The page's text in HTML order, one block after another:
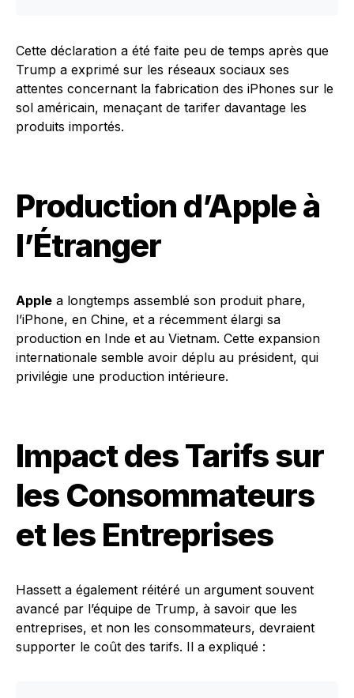
Cette déclaration a été faite peu de temps après que
Trump a exprimé sur les réseaux sociaux ses
attentes concernant la fabrication des iPhones sur le
sol américain, menaçant de tarifer davantage les
produits importés.
Production d’Apple à
l’Étranger
Apple a longtemps assemblé son produit phare,
l’iPhone, en Chine, et a récemment élargi sa
production en Inde et au Vietnam. Cette expansion
internationale semble avoir déplu au président, qui
privilégie une production intérieure.
Impact des Tarifs sur
les Consommateurs
et les Entreprises
Hassett a également réitéré un argument souvent
avancé par l’équipe de Trump, à savoir que les
entreprises, et non les consommateurs, devraient
supporter le coût des tarifs. Il a expliqué :